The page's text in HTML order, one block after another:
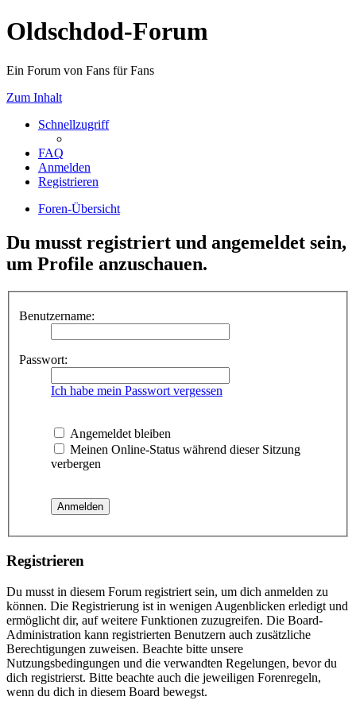
Oldschdod-Forum
Ein Forum von Fans für Fans
Zum Inhalt
Schnellzugriff
FAQ
Anmelden
Registrieren
Foren-Übersicht
Du musst registriert und angemeldet sein,
um Profile anzuschauen.
Benutzername:
Passwort:
Ich habe mein Passwort vergessen
Angemeldet bleiben
Meinen Online-Status während dieser Sitzung
verbergen
Registrieren
Du musst in diesem Forum registriert sein, um dich anmelden zu
können. Die Registrierung ist in wenigen Augenblicken erledigt und
ermöglicht dir, auf weitere Funktionen zuzugreifen. Die Board-
Administration kann registrierten Benutzern auch zusätzliche
Berechtigungen zuweisen. Beachte bitte unsere
Nutzungsbedingungen und die verwandten Regelungen, bevor du
dich registrierst. Bitte beachte auch die jeweiligen Forenregeln,
wenn du dich in diesem Board bewegst.